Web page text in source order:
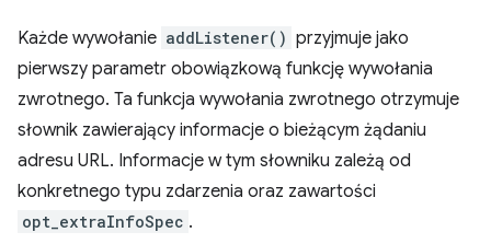
Każde wywołanie addListener() przyjmuje jako
pierwszy parametr obowiązkową funkcję wywołania
zwrotnego. Ta funkcja wywołania zwrotnego otrzymuje
słownik zawierający informacje o bieżącym żądaniu
adresu URL. Informacje w tym słowniku zależą od
konkretnego typu zdarzenia oraz zawartości
opt_extraInfoSpec .